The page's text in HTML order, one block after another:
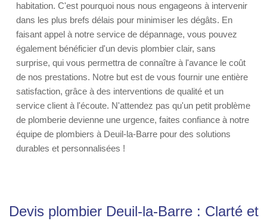
habitation. C'est pourquoi nous nous engageons à intervenir
dans les plus brefs délais pour minimiser les dégâts. En
faisant appel à notre service de dépannage, vous pouvez
également bénéficier d'un devis plombier clair, sans
surprise, qui vous permettra de connaître à l'avance le coût
de nos prestations. Notre but est de vous fournir une entière
satisfaction, grâce à des interventions de qualité et un
service client à l'écoute. N'attendez pas qu'un petit problème
de plomberie devienne une urgence, faites confiance à notre
équipe de plombiers à Deuil-la-Barre pour des solutions
durables et personnalisées !
Devis plombier Deuil-la-Barre : Clarté et